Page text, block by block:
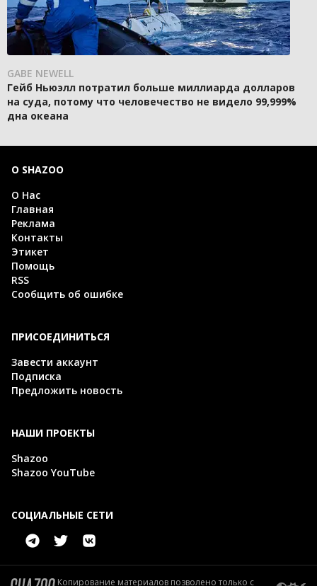
GABE NEWELL
Гейб Ньюэлл потратил больше миллиарда долларов
на суда, потому что человечество не видело 99,999%
дна океана
О SHAZOO
О Нас
Главная
Реклама
Контакты
Этикет
Помощь
RSS
Сообщить об ошибке
ПРИСОЕДИНИТЬСЯ
Завести аккаунт
Подписка
Предложить новость
НАШИ ПРОЕКТЫ
Shazoo
Shazoo YouTube
СОЦИАЛЬНЫЕ СЕТИ
Копирование материалов позволено только с